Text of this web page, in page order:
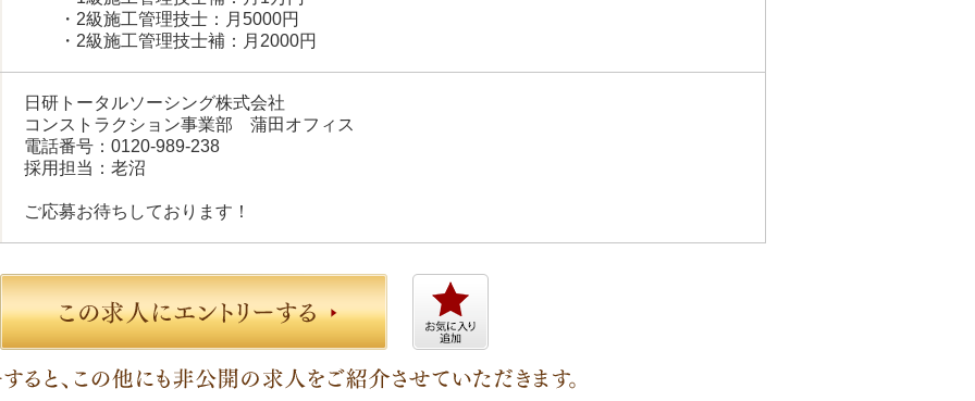
・2級施工管理技士：月5000円
・2級施工管理技士補：月2000円
日研トータルソーシング株式会社
コンストラクション事業部 蒲田オフィス
電話番号：0120-989-238
採用担当：老沼
ご応募お待ちしております！